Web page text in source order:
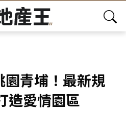
青埔！最新規
造愛情園區